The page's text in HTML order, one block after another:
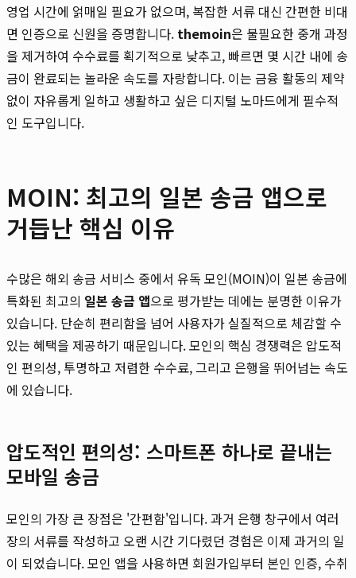
영업 시간에 얽매일 필요가 없으며, 복잡한 서류 대신 간편한 비대
면 인증으로 신원을 증명합니다. themoin은 불필요한 중개 과정
을 제거하여 수수료를 획기적으로 낮추고, 빠르면 몇 시간 내에 송
금이 완료되는 놀라운 속도를 자랑합니다. 이는 금융 활동의 제약
없이 자유롭게 일하고 생활하고 싶은 디지털 노마드에게 필수적
인 도구입니다.
MOIN: 최고의 일본 송금 앱으로
거듭난 핵심 이유
수많은 해외 송금 서비스 중에서 유독 모인(MOIN)이 일본 송금에
특화된 최고의 일본 송금 앱으로 평가받는 데에는 분명한 이유가
있습니다. 단순히 편리함을 넘어 사용자가 실질적으로 체감할 수
있는 혜택을 제공하기 때문입니다. 모인의 핵심 경쟁력은 압도적
인 편의성, 투명하고 저렴한 수수료, 그리고 은행을 뛰어넘는 속도
에 있습니다.
압도적인 편의성: 스마트폰 하나로 끝내는
모바일 송금
모인의 가장 큰 장점은 '간편함'입니다. 과거 은행 창구에서 여러
장의 서류를 작성하고 오랜 시간 기다렸던 경험은 이제 과거의 일
이 되었습니다. 모인 앱을 사용하면 회원가입부터 본인 인증, 수취